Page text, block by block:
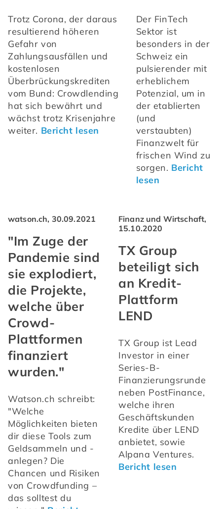
Trotz Corona, der daraus
resultierend höheren
Gefahr von
Zahlungsausfällen und
kostenlosen
Überbrückungskrediten
vom Bund: Crowdlending
hat sich bewährt und
wächst trotz Krisenjahre
weiter. Bericht lesen
Der FinTech
Sektor ist
besonders in der
Schweiz ein
pulsierender mit
erheblichem
Potenzial, um in
der etablierten
(und
verstaubten)
Finanzwelt für
frischen Wind zu
sorgen. Bericht
lesen
watson.ch, 30.09.2021
"Im Zuge der
Pandemie sind
sie explodiert,
die Projekte,
welche über
Crowd-
Plattformen
finanziert
wurden."
Watson.ch schreibt:
"Welche
Möglichkeiten bieten
dir diese Tools zum
Geldsammeln und -
anlegen? Die
Chancen und Risiken
von Crowdfunding –
das solltest du
Finanz und Wirtschaft,
15.10.2020
TX Group
beteiligt sich
an Kredit-
Plattform
LEND
TX Group ist Lead
Investor in einer
Series-B-
Finanzierungsrunde
neben PostFinance,
welche ihren
Geschäftskunden
Kredite über LEND
anbietet, sowie
Bericht lesen